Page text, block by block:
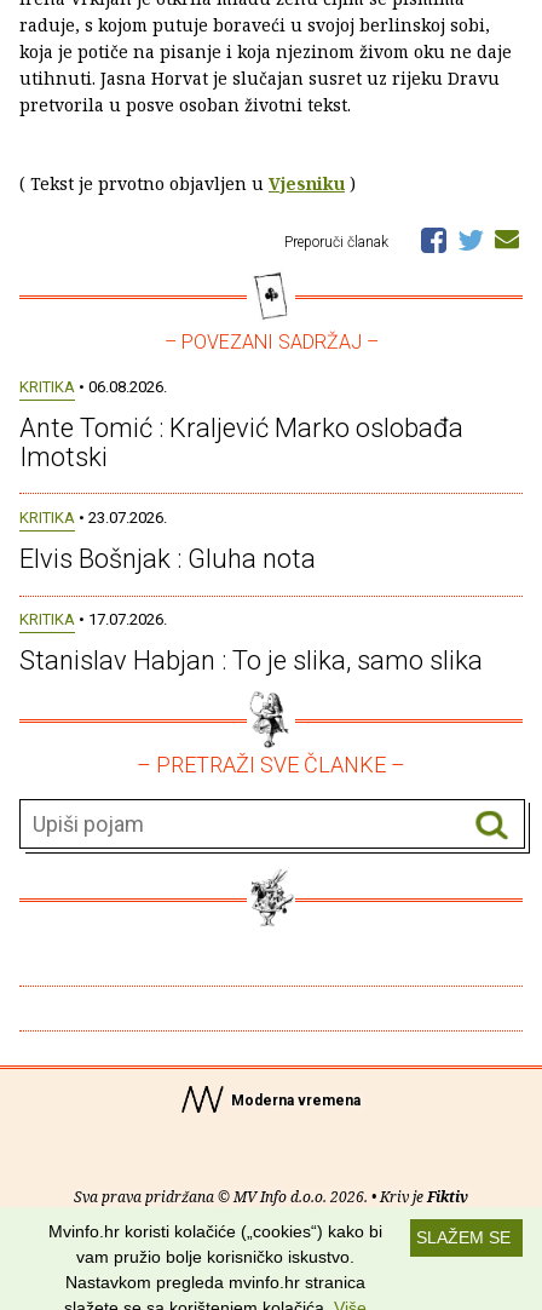
raduje, s kojom pu­tuje boraveći u svojoj berlinskoj sobi,
koja je potiče na pisanje i koja njezinom živom oku ne daje
utihnuti. Jasna Horvat je slučajan susret uz rijeku Dravu
pretvorila u posve osoban životni tek­st.
( Tekst je prvotno objavljen u Vjesniku )
Preporuči članak
– POVEZANI SADRŽAJ –
KRITIKA • 06.08.2026.
Ante Tomić : Kraljević Marko oslobađa
Imotski
KRITIKA • 23.07.2026.
Elvis Bošnjak : Gluha nota
KRITIKA • 17.07.2026.
Stanislav Habjan : To je slika, samo slika
– PRETRAŽI SVE ČLANKE –
Moderna vremena
Sva prava pridržana © MV Info d.o.o. 2026. • Kriv jeFiktiv
O nama• Pomoć• Uvjeti korištenja•RSS kanali
Potraži nas na:
SLAŽEM SE
Mvinfo.hr koristi kolačiće („cookies“) kako bi
vam pružio bolje korisničko iskustvo.
Nastavkom pregleda mvinfo.hr stranica